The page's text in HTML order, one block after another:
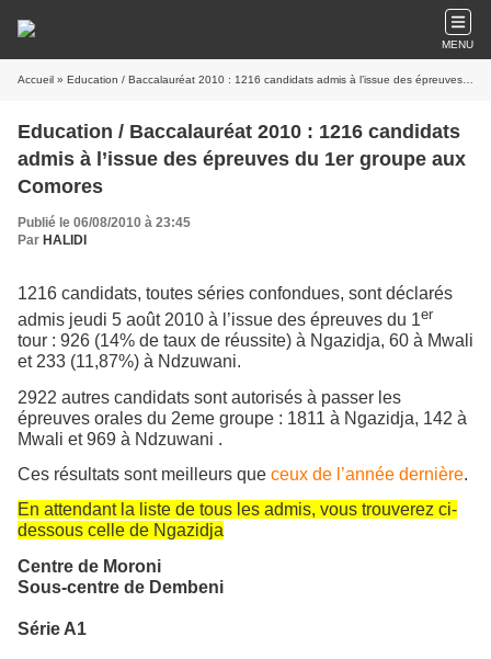
MENU
Accueil » Education / Baccalauréat 2010 : 1216 candidats admis à l’issue des épreuves du 1er groupe aux Comores
Education / Baccalauréat 2010 : 1216 candidats
admis à l’issue des épreuves du 1er groupe aux
Comores
Publié le 06/08/2010 à 23:45
Par HALIDI
1216 candidats, toutes séries confondues, sont déclarés
admis jeudi 5 août 2010 à l’issue des épreuves du 1er
tour : 926 (14% de taux de réussite) à Ngazidja, 60 à Mwali
et 233 (11,87%) à Ndzuwani.
2922 autres candidats sont autorisés à passer les
épreuves orales du 2eme groupe : 1811 à Ngazidja, 142 à
Mwali et 969 à Ndzuwani .
Ces résultats sont meilleurs que ceux de l’année dernière.
En attendant la liste de tous les admis, vous trouverez ci-
dessous celle de Ngazidja
Centre de Moroni
Sous-centre de Dembeni
Série A1